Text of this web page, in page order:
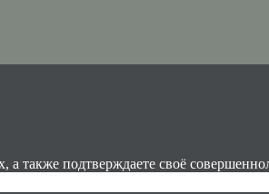
а также подтверждаете своё